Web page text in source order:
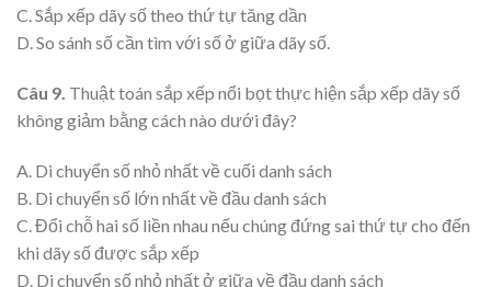
C. Sắp xếp dãy số theo thứ tự tăng dần
D. So sánh số cần tìm với số ở giữa dãy số.
Câu 9. Thuật toán sắp xếp nổi bọt thực hiện sắp xếp dãy số
không giảm bằng cách nào dưới đây?
A. Di chuyển số nhỏ nhất về cuối danh sách
B. Di chuyển số lớn nhất về đầu danh sách
C. Đổi chỗ hai số liền nhau nếu chúng đứng sai thứ tự cho đến
khi dãy số được sắp xếp
D. Di chuyển số nhỏ nhất ở giữa về đầu danh sách